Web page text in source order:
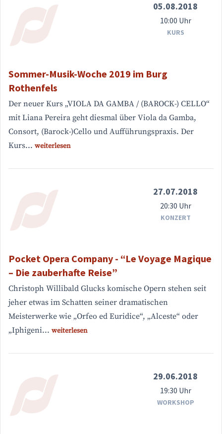
05.08.2018
10:00 Uhr
KURS
Sommer-Musik-Woche 2019 im Burg
Rothenfels
Der neuer Kurs „VIOLA DA GAMBA / (BAROCK-) CELLO“
mit Liana Pereira geht diesmal über Viola da Gamba,
Consort, (Barock-)Cello und Aufführungspraxis. Der
Kurs... weiterlesen
27.07.2018
20:30 Uhr
KONZERT
Pocket Opera Company - “Le Voyage Magique
– Die zauberhafte Reise”
Christoph Willibald Glucks komische Opern stehen seit
jeher etwas im Schatten seiner dramatischen
Meisterwerke wie „Orfeo ed Euridice“, „Alceste“ oder
„Iphigeni... weiterlesen
29.06.2018
19:30 Uhr
WORKSHOP